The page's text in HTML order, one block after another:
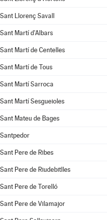
Sant Llorenç Savall
Sant Martí d'Albars
Sant Martí de Centelles
Sant Martí de Tous
Sant Martí Sarroca
Sant Martí Sesgueioles
Sant Mateu de Bages
Santpedor
Sant Pere de Ribes
Sant Pere de Riudebitlles
Sant Pere de Torelló
Sant Pere de Vilamajor